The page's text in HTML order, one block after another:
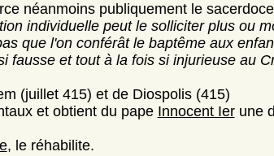
néanmoins publiquement le
individuelle peut le solliciter plus ou
que l'on conférât le baptême aux
et tout à la fois si injurieuse au
(juillet 415) et de Diospolis (415)
et obtient du pape Innocent Ierune
, le réhabilite.